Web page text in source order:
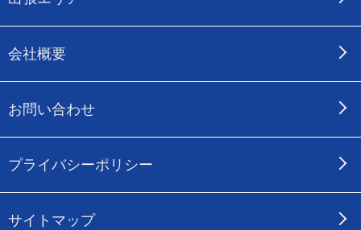
会社概要
お問い合わせ
プライバシーポリシー
サイトマップ